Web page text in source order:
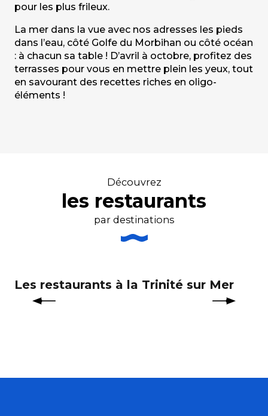
pour les plus frileux.
La mer dans la vue avec nos adresses les pieds
dans l’eau, côté Golfe du Morbihan ou côté océan
: à chacun sa table ! D’avril à octobre, profitez des
terrasses pour vous en mettre plein les yeux, tout
en savourant des recettes riches en oligo-
éléments !
Découvrez
les restaurants
par destinations
Les restaurants à la Trinité sur Mer